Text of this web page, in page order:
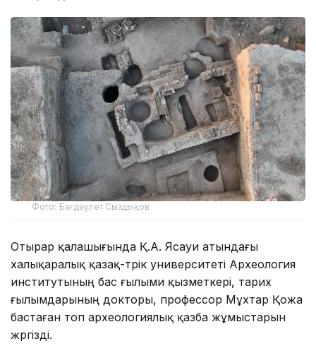
Фото: Бағдәулет Сыздықов
Отырар қалашығында Қ.А. Ясауи атындағы
халықаралық қазақ-түрік университеті Археология
институтының бас ғылыми қызметкері, тарих
ғылымдарының докторы, профессор Мұхтар Қожа
бастаған топ археологиялық қазба жұмыстарын
жүргізді.